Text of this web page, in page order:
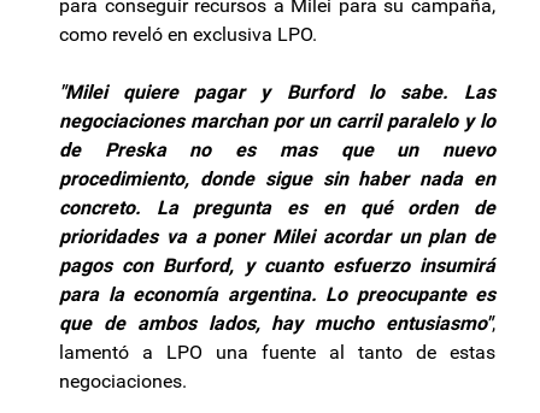
para conseguir recursos a Milei para su campaña,
como reveló en exclusiva LPO.
"Milei quiere pagar y Burford lo sabe. Las
negociaciones marchan por un carril paralelo y lo
de Preska no es mas que un nuevo
procedimiento, donde sigue sin haber nada en
concreto. La pregunta es en qué orden de
prioridades va a poner Milei acordar un plan de
pagos con Burford, y cuanto esfuerzo insumirá
para la economía argentina. Lo preocupante es
que de ambos lados, hay mucho entusiasmo",
lamentó a LPO una fuente al tanto de estas
negociaciones.